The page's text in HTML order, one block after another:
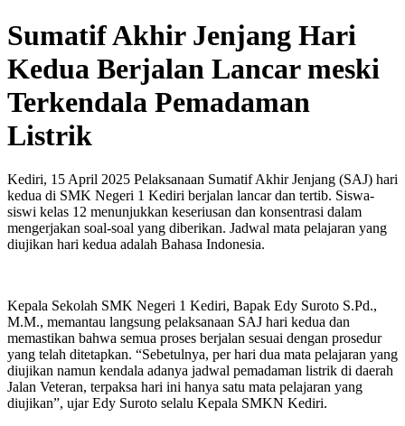
Sumatif Akhir Jenjang Hari
Kedua Berjalan Lancar meski
Terkendala Pemadaman
Listrik
Kediri, 15 April 2025 Pelaksanaan Sumatif Akhir Jenjang (SAJ) hari
kedua di SMK Negeri 1 Kediri berjalan lancar dan tertib. Siswa-
siswi kelas 12 menunjukkan keseriusan dan konsentrasi dalam
mengerjakan soal-soal yang diberikan. Jadwal mata pelajaran yang
diujikan hari kedua adalah Bahasa Indonesia.
Kepala Sekolah SMK Negeri 1 Kediri, Bapak Edy Suroto S.Pd.,
M.M., memantau langsung pelaksanaan SAJ hari kedua dan
memastikan bahwa semua proses berjalan sesuai dengan prosedur
yang telah ditetapkan. “Sebetulnya, per hari dua mata pelajaran yang
diujikan namun kendala adanya jadwal pemadaman listrik di daerah
Jalan Veteran, terpaksa hari ini hanya satu mata pelajaran yang
diujikan”, ujar Edy Suroto selalu Kepala SMKN Kediri.